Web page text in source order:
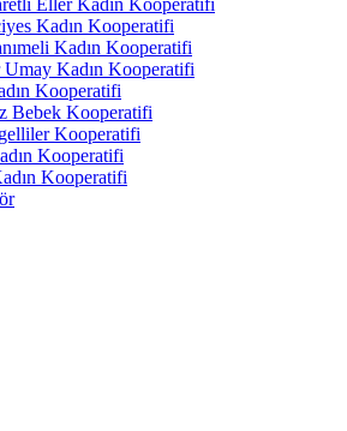
Eller Kadın Kooperatifi
Kadın Kooperatifi
Kadın Kooperatifi
Umay Kadın Kooperatifi
Kooperatifi
Bebek Kooperatifi
Kooperatifi
Kooperatifi
Kooperatifi